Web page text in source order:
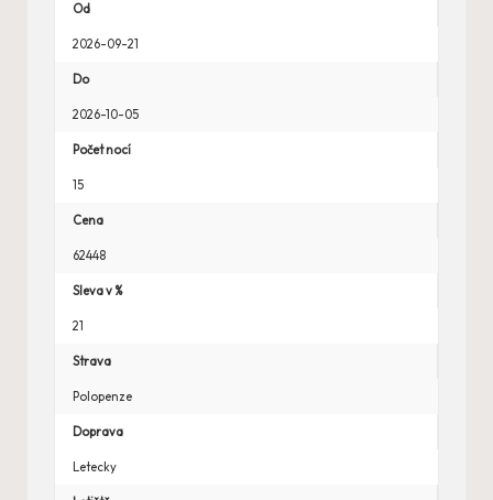
Od
2026-09-21
Do
2026-10-05
Počet nocí
15
Cena
62448
Sleva v %
21
Strava
Polopenze
Doprava
Letecky